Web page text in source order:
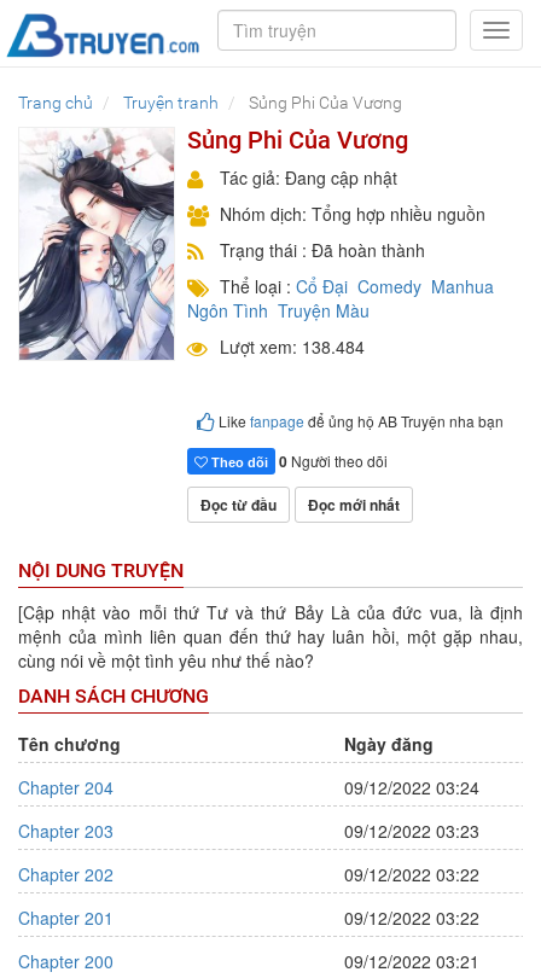
Trang chủ Truyện tranh Sủng Phi Của Vương
Sủng Phi Của Vương
Tác giả: Đang cập nhật
Nhóm dịch: Tổng hợp nhiều nguồn
Trạng thái : Đã hoàn thành
Thể loại : Cổ Đại Comedy Manhua
Ngôn Tình Truyện Màu
Lượt xem: 138.484
Like fanpage để ủng hộ AB Truyện nha bạn
Theo dõi 0 Người theo dõi
Đọc từ đầu Đọc mới nhất
NỘI DUNG TRUYỆN
[Cập nhật vào mỗi thứ Tư và thứ Bảy Là của đức vua, là định
mệnh của mình liên quan đến thứ hay luân hồi, một gặp nhau,
cùng nói về một tình yêu như thế nào?
DANH SÁCH CHƯƠNG
Tên chương
Ngày đăng
Chapter 204
09/12/2022 03:24
Chapter 203
09/12/2022 03:23
Chapter 202
09/12/2022 03:22
Chapter 201
09/12/2022 03:22
Chapter 200
09/12/2022 03:21